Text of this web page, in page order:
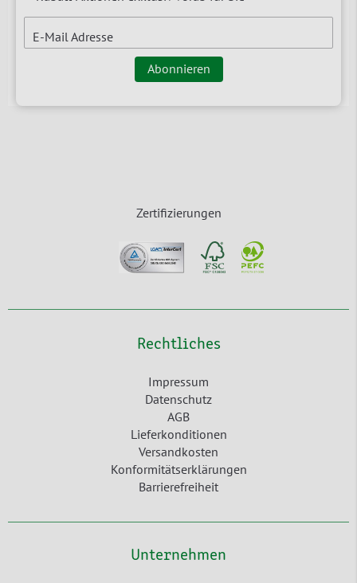
E-Mail Adresse
Abonnieren
Zertifizierungen
Rechtliches
Impressum
Datenschutz
AGB
Lieferkonditionen
Versandkosten
Konformitätserklärungen
Barrierefreiheit
Unternehmen